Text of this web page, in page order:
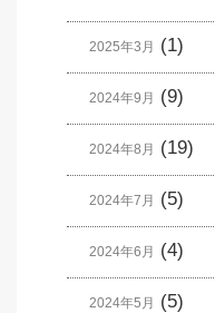
2025年3月 (1)
2024年9月 (9)
2024年8月 (19)
2024年7月 (5)
2024年6月 (4)
2024年5月 (5)